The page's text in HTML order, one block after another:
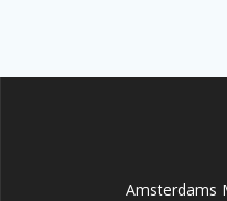
Amsterdams